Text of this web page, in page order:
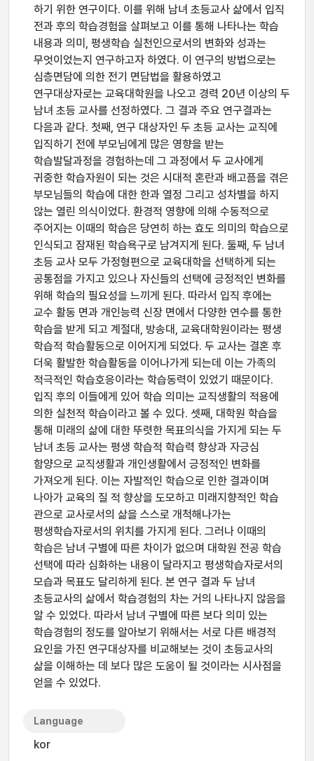
하기 위한 연구이다. 이를 위해 남녀 초등교사 삶에서 입직
전과 후의 학습경험을 살펴보고 이를 통해 나타나는 학습
내용과 의미, 평생학습 실천인으로서의 변화와 성과는
무엇이었는지 연구하고자 하였다. 이 연구의 방법으로는
심층면담에 의한 전기 면담법을 활용하였고
연구대상자로는 교육대학원을 나오고 경력 20년 이상의 두
남녀 초등 교사를 선정하였다. 그 결과 주요 연구결과는
다음과 같다. 첫째, 연구 대상자인 두 초등 교사는 교직에
입직하기 전에 부모님에게 많은 영향을 받는
학습발달과정을 경험하는데 그 과정에서 두 교사에게
귀중한 학습자원이 되는 것은 시대적 혼란과 배고픔을 겪은
부모님들의 학습에 대한 한과 열정 그리고 성차별을 하지
않는 열린 의식이었다. 환경적 영향에 의해 수동적으로
주어지는 이때의 학습은 당연히 하는 효도 의미의 학습으로
인식되고 잠재된 학습욕구로 남겨지게 된다. 둘째, 두 남녀
초등 교사 모두 가정형편으로 교육대학을 선택하게 되는
공통점을 가지고 있으나 자신들의 선택에 긍정적인 변화를
위해 학습의 필요성을 느끼게 된다. 따라서 입직 후에는
교수 활동 면과 개인능력 신장 면에서 다양한 연수를 통한
학습을 받게 되고 계절대, 방송대, 교육대학원이라는 평생
학습적 학습활동으로 이어지게 되었다. 두 교사는 결혼 후
더욱 활발한 학습활동을 이어나가게 되는데 이는 가족의
적극적인 학습호응이라는 학습동력이 있었기 때문이다.
입직 후의 이들에게 있어 학습 의미는 교직생활의 적용에
의한 실천적 학습이라고 볼 수 있다. 셋째, 대학원 학습을
통해 미래의 삶에 대한 뚜렷한 목표의식을 가지게 되는 두
남녀 초등 교사는 평생 학습적 학습력 향상과 자긍심
함양으로 교직생활과 개인생활에서 긍정적인 변화를
가져오게 된다. 이는 자발적인 학습으로 인한 결과이며
나아가 교육의 질 적 향상을 도모하고 미래지향적인 학습
관으로 교사로서의 삶을 스스로 개척해나가는
평생학습자로서의 위치를 가지게 된다. 그러나 이때의
학습은 남녀 구별에 따른 차이가 없으며 대학원 전공 학습
선택에 따라 심화하는 내용이 달라지고 평생학습자로서의
모습과 목표도 달리하게 된다. 본 연구 결과 두 남녀
초등교사의 삶에서 학습경험의 차는 거의 나타나지 않음을
알 수 있었다. 따라서 남녀 구별에 따른 보다 의미 있는
학습경험의 정도를 알아보기 위해서는 서로 다른 배경적
요인을 가진 연구대상자를 비교해보는 것이 초등교사의
삶을 이해하는 데 보다 많은 도움이 될 것이라는 시사점을
얻을 수 있었다.
Language
kor